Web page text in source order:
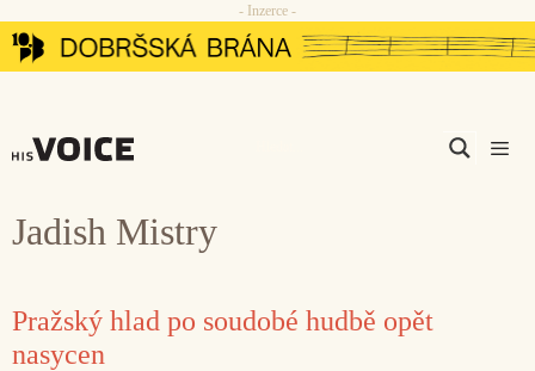
Přeskočit
na
- Inzerce -
Jadish Mistry
Pražský hlad po soudobé hudbě opět
nasycen